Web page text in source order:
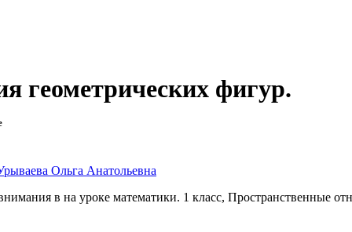
геометрических фигур.
Ольга Анатольевна
в на уроке математики. 1 класс, Пространственные